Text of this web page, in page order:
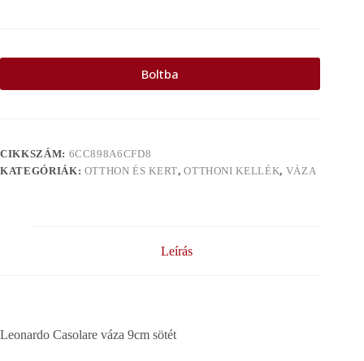
Boltba
CIKKSZÁM: 6CC898A6CFD8
KATEGÓRIÁK: OTTHON ÉS KERT,OTTHONI KELLÉK, VÁZA
Leírás
Leonardo Casolare váza 9cm sötét